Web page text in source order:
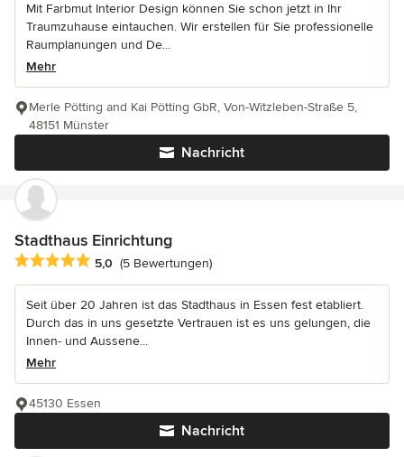
Mit Farbmut Interior Design können Sie schon jetzt in Ihr
Traumzuhause eintauchen. Wir erstellen für Sie professionelle
Raumplanungen und De...
Mehr
Nachricht
Merle Pötting and Kai Pötting GbR, Von-Witzleben-Straße 5,
48151 Münster
Stadthaus Einrichtung
Durchschnittliche Bewertung: 5 von 5 Sternen
5,0 (5 Bewertungen)
Seit über 20 Jahren ist das Stadthaus in Essen fest etabliert.
Durch das in uns gesetzte Vertrauen ist es uns gelungen, die
Innen- und Aussene...
Mehr
Nachricht
45130 Essen